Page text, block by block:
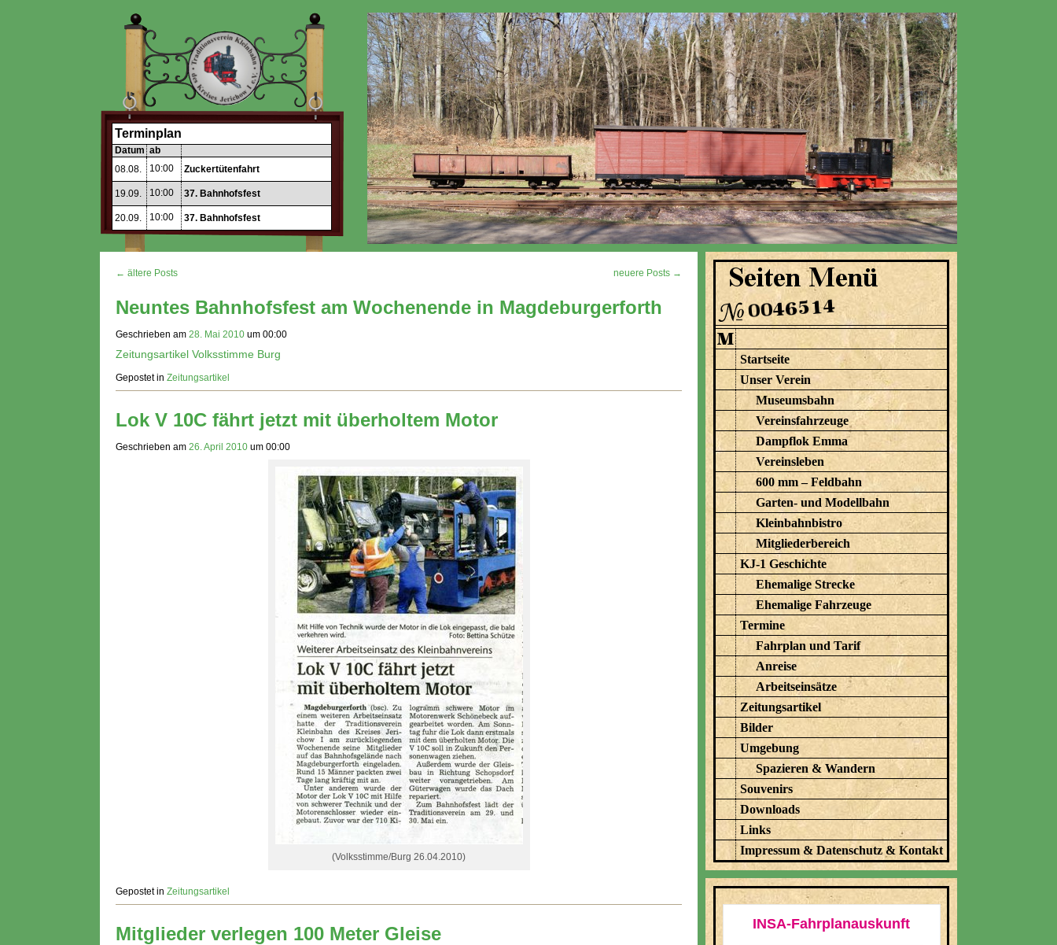
Terminplan
Datum ab
08.08.
10:00 Zuckertütenfahrt
19.09. 10:00 37. Bahnhofsfest
20.09. 10:00 37. Bahnhofsfest
← ältere Posts neuere Posts →
Neuntes Bahnhofsfest am Wochenende in Magdeburgerforth
Geschrieben am 28. Mai 2010 um 00:00
Zeitungsartikel Volksstimme Burg
Gepostet in Zeitungsartikel
Lok V 10C fährt jetzt mit überholtem Motor
Geschrieben am 26. April 2010 um 00:00
(Volksstimme/Burg 26.04.2010)
Gepostet in Zeitungsartikel
Mitglieder verlegen 100 Meter Gleise
Startseite
Unser Verein
Museumsbahn
Vereinsfahrzeuge
Dampflok Emma
Vereinsleben
600 mm – Feldbahn
Garten- und Modellbahn
Kleinbahnbistro
Mitgliederbereich
KJ-1 Geschichte
Ehemalige Strecke
Ehemalige Fahrzeuge
Termine
Fahrplan und Tarif
Anreise
Arbeitseinsätze
Zeitungsartikel
Bilder
Umgebung
Spazieren & Wandern
Souvenirs
Downloads
Links
Impressum & Datenschutz & Kontakt
INSA-Fahrplanauskunft